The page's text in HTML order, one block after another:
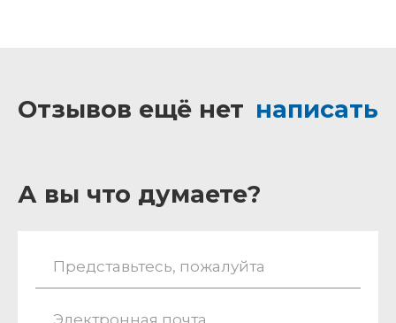
Отзывов ещё нет написать
А вы что думаете?